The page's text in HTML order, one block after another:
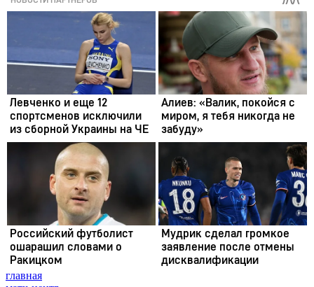
главная